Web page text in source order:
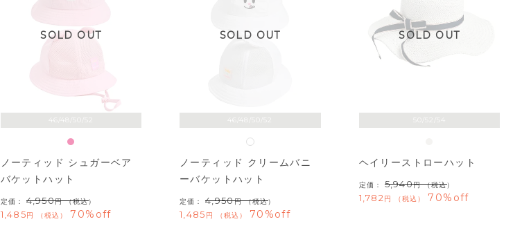
46/48/50/52
SOLD OUT
ノーティッド シュガーベア
バケットハット
定価： 4,950 （税込）
1,485 税込 70%off
46/48/50/52
SOLD OUT
ノーティッド クリームバニ
ーバケットハット
定価： 4,950 （税込）
1,485 税込 70%off
50/52/54
SOLD OUT
ヘイリーストローハット
定価： 5,940 （税込）
1,782 税込 70%off